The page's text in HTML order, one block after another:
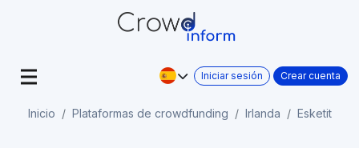
Iniciar sesión Crear cuenta
Inicio Plataformas de crowdfunding Irlanda Esketit